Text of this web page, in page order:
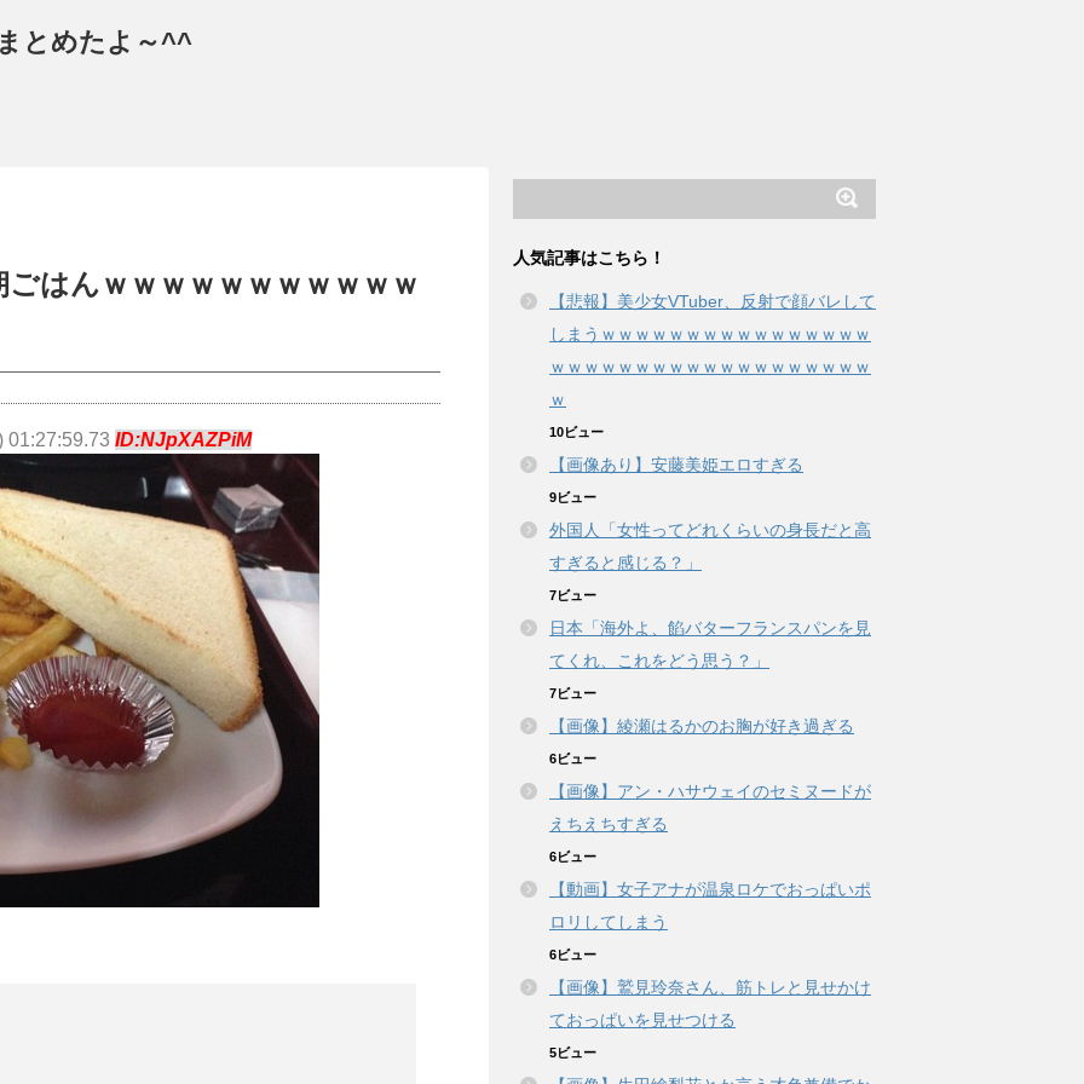
とめたよ～^^
はんｗｗｗｗｗｗｗｗｗｗｗ
01:27:59.73 ID:NJpXAZPiM
人気記事はこちら！
【悲報】美少女VTuber、反射で顔バレして
しまうｗｗｗｗｗｗｗｗｗｗｗｗｗｗｗｗ
ｗｗｗｗｗｗｗｗｗｗｗｗｗｗｗｗｗｗｗ
ｗ
10ビュー
【画像あり】安藤美姫エロすぎる
9ビュー
外国人「女性ってどれくらいの身長だと高
すぎると感じる？」
7ビュー
日本「海外よ、餡バターフランスパンを見
てくれ、これをどう思う？」
7ビュー
【画像】綾瀬はるかのお胸が好き過ぎる
6ビュー
【画像】アン・ハサウェイのセミヌードが
えちえちすぎる
6ビュー
【動画】女子アナが温泉ロケでおっぱいポ
ロリしてしまう
6ビュー
【画像】鷲見玲奈さん、筋トレと見せかけ
ておっぱいを見せつける
5ビュー